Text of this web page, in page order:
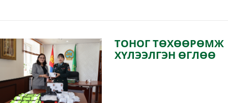
3x3 сагсан бөмбөгийн тэмцээнийг Налайх, Багахангай
дүүргийн Прокурорын газар болон Багахангай дүүргийн
цагдаагийн хэлтэс хамтран амжилттай зохион байгууллаа.
ТОНОГ ТӨХӨӨРӨМЖ
ХҮЛЭЭЛГЭН ӨГЛӨӨ